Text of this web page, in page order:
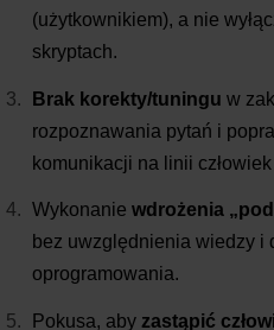
(użytkownikiem), a nie
skryptach.
Brak korekty/tuningu w
rozpoznawania pytań i
komunikacji na linii
Wykonanie wdrożenia
bez uwzględnienia wiedzy i
oprogramowania.
Pokusa, aby zastąpić